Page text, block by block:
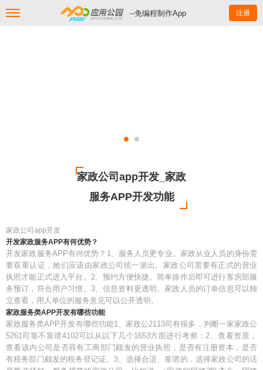
--免编程制作App 注册
家政公司app开发_家政
服务APP开发功能
家政公司app开发
开发家政服务APP有何优势？
开发家政服务APP有何优势？1、服务人员更专业。家政从业人员的身份需
要双重认证，她们应该由家政公司统一派出。家政公司需要有正式的营业
执照才能正式进入平台。2、预约方便快捷。简单操作后即可进行客房部服
务预订，符合用户习惯。3、信息资料更透明。家政人员的订单信息可以独
立查看，用人单位的服务意见可以公开透明。
家政服务类APP开发有哪些功能
家政服务类APP开发有哪些功能1、家政公2113司有很多，判断一家家政公
5261司靠不靠谱4102可以从以下几个1653方面进行考察：2、查看资质，
查看该内公司是否容有工商部门颇发的营业执照，是否有注册资本，是否
有税务部门颇发的税务登记证。3、选择合适、靠谱的，选择家政公司的话